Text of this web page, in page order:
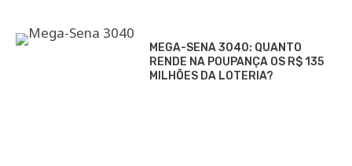
MEGA-SENA 3040: QUANTO
RENDE NA POUPANÇA OS R$ 135
MILHÕES DA LOTERIA?